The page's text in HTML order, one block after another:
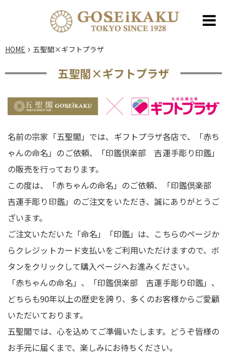
HOME 五聖閣×ギフトプラザ
五聖閣×ギフトプラザ
名前の宗家「五聖閣」では、ギフトプラザ各店で、「赤ち
ゃんの命名」のご依頼、「印鑑倶楽部 吉運手彫り印鑑」
の販売を行っております。
この度は、「赤ちゃんの命名」のご依頼、「印鑑倶楽部
吉運手彫り印鑑」のご注文をいただき、誠にありがとうご
ざいます。
ご注文いただいた「命名」「印鑑」は、こちらのページか
らクレジットカード支払いをご利用いただけますので、ボ
タンをクリックして購入ページへお進みください。
「赤ちゃんの命名」、「印鑑倶楽部 吉運手彫り印鑑」、
どちらも90年以上の歴史を誇り、多くのお客様からご愛顧
いただいております。
五聖閣では、心を込めてご準備いたします。どうぞ皆様の
お手元に届くまで、楽しみにお待ちください。